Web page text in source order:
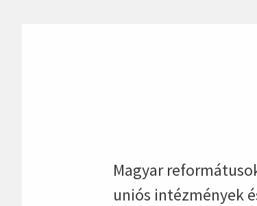
Magyar
uniós intézmények